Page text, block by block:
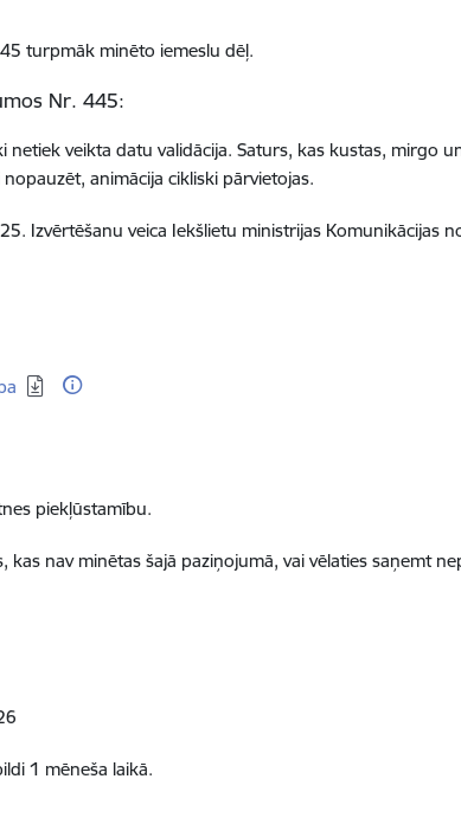
turpmāk minēto iemeslu dēļ.
Nr. 445:
veikta datu validācija. Saturs, kas kustas, mirgo
animācija cikliski pārvietojas.
. Izvērtēšanu veica Iekšlietu ministrijas Komunikācijas
piekļūstamību.
kas nav minētas šajā paziņojumā, vai vēlaties saņemt
1 mēneša laikā.